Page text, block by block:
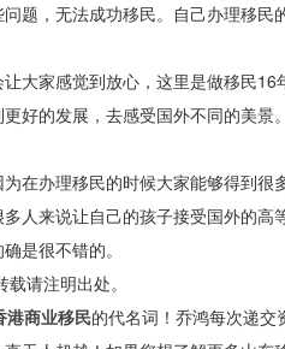
题，无法成功移民。自己办理移
大家感觉到放心，这里是做移民
好的发展，去感受国外不同的美景。
在办理移民的时候大家能够得到
人来说让自己的孩子接受国外的
是很不错的。
请注明出处。
港商业移民的代名词！乔鸿每次递